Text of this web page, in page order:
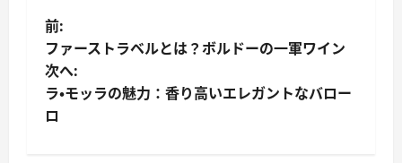
投
稿
ナ
前:
ファーストラベルとは？ボルドーの一軍ワイン
次へ:
ラ・モッラの魅力：香り高いエレガントなバロー
ロ